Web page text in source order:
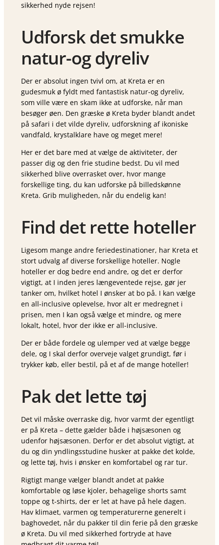
sikkerhed nyde rejsen!
Udforsk det smukke
natur-og dyreliv
Der er absolut ingen tvivl om, at Kreta er en
gudesmuk ø fyldt med fantastisk natur-og dyreliv,
som ville være en skam ikke at udforske, når man
besøger øen. Den græske ø Kreta byder blandt andet
på safari i det vilde dyreliv, udforskning af ikoniske
vandfald, krystalklare have og meget mere!
Her er det bare med at vælge de aktiviteter, der
passer dig og den frie studine bedst. Du vil med
sikkerhed blive overrasket over, hvor mange
forskellige ting, du kan udforske på billedskønne
Kreta. Grib muligheden, når du endelig kan!
Find det rette hoteller
Ligesom mange andre feriedestinationer, har Kreta et
stort udvalg af diverse forskellige hoteller. Nogle
hoteller er dog bedre end andre, og det er derfor
vigtigt, at I inden jeres længeventede rejse, gør jer
tanker om, hvilket hotel I ønsker at bo på. I kan vælge
en all-inclusive oplevelse, hvor alt er medregnet i
prisen, men I kan også vælge et mindre, og mere
lokalt, hotel, hvor der ikke er all-inclusive.
Der er både fordele og ulemper ved at vælge begge
dele, og I skal derfor overveje valget grundigt, før i
trykker køb, eller bestil, på et af de mange hoteller!
Pak det lette tøj
Det vil måske overraske dig, hvor varmt der egentligt
er på Kreta – dette gælder både i højsæsonen og
udenfor højsæsonen. Derfor er det absolut vigtigt, at
du og din yndlingsstudine husker at pakke det kolde,
og lette tøj, hvis i ønsker en komfortabel og rar tur.
Rigtigt mange vælger blandt andet at pakke
komfortable og løse kjoler, behagelige shorts samt
toppe og t-shirts, der er let at have på hele dagen.
Hav klimaet, varmen og temperaturerne generelt i
baghovedet, når du pakker til din ferie på den græske
ø Kreta. Du vil med sikkerhed fortryde at have